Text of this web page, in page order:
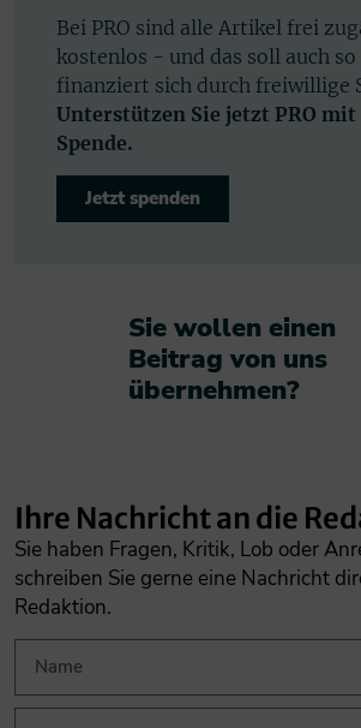
Bei PRO sind alle Artikel frei
kostenlos - und das soll auch so
finanziert sich durch freiwillige
Unterstützen Sie jetzt PRO
Spende.
Jetzt spenden
Sie wollen einen
Beitrag von uns
übernehmen?​
Ihre Nachricht an die
Sie haben Fragen, Kritik, Lob oder
schreiben Sie gerne eine Nachricht
Redaktion.